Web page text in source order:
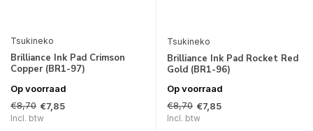
Tsukineko
Brilliance Ink Pad Crimson
Copper (BR1-97)
Op voorraad
€8,70 €7,85
Incl. btw
Tsukineko
Brilliance Ink Pad Rocket Red
Gold (BR1-96)
Op voorraad
€8,70 €7,85
Incl. btw